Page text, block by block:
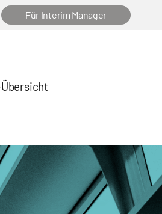
Für Interim Manager